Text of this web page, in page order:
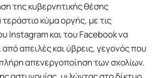
της κυβερνητικής θέσης
κύμα οργής, με τις
Instagram και του Facebook να
απειλές και ύβρεις, γεγονός που
απενεργοποίηση των σχολίων.